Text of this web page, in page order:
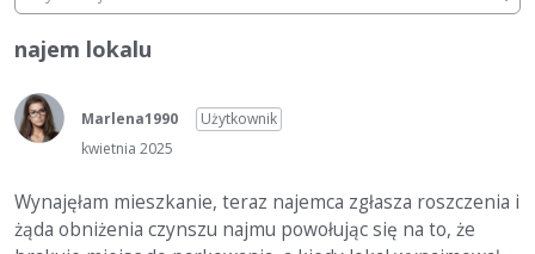
e
e
n
u
Dyskusje
Aktywność
najem lokalu
Marlena1990
Użytkownik
kwietnia 2025
Wynajęłam mieszkanie, teraz najemca zgłasza roszczenia i
żąda obniżenia czynszu najmu powołując się na to, że